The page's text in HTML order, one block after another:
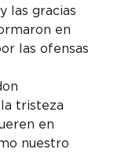
las gracias
en
las ofensas
tristeza
en
nuestro